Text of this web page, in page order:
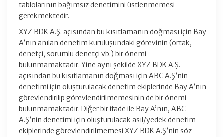
tablolarının bağımsız denetimini üstlenmemesi
gerekmektedir.
XYZ BDK A.Ş. açısından bu kısıtlamanın doğması için Bay
A’nın anılan denetim kuruluşundaki görevinin (ortak,
denetçi, sorumlu denetçi vb.) bir önemi
bulunmamaktadır. Yine aynı şekilde XYZ BDK A.Ş.
açısından bu kısıtlamanın doğması için ABC A.Ş’nin
denetimi için oluşturulacak denetim ekiplerinde Bay A’nın
görevlendirilip görevlendirilmemesinin de bir önemi
bulunmamaktadır. Diğer bir ifade ile Bay A’nın, ABC
A.Ş’nin denetimi için oluşturulacak asıl/yedek denetim
ekiplerinde görevlendirilmemesi XYZ BDK A.Ş’nin söz